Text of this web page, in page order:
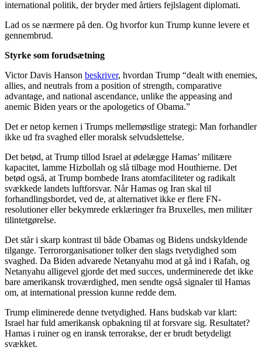
international politik, der bryder med årtiers fejlslagent diplomati.
Lad os se nærmere på den. Og hvorfor kun Trump kunne levere et
gennembrud.
Styrke som forudsætning
Victor Davis Hanson beskriver, hvordan Trump “dealt with enemies,
allies, and neutrals from a position of strength, comparative
advantage, and national ascendance, unlike the appeasing and
anemic Biden years or the apologetics of Obama.”
Det er netop kernen i Trumps mellemøstlige strategi: Man forhandler
ikke ud fra svaghed eller moralsk selvudslettelse.
Det betød, at Trump tillod Israel at ødelægge Hamas’ militære
kapacitet, lamme Hizbollah og slå tilbage mod Houthierne. Det
betød også, at Trump bombede Irans atomfaciliteter og radikalt
svækkede landets luftforsvar. Når Hamas og Iran skal til
forhandlingsbordet, ved de, at alternativet ikke er flere FN-
resolutioner eller bekymrede erklæringer fra Bruxelles, men militær
tilintetgørelse.
Det står i skarp kontrast til både Obamas og Bidens undskyldende
tilgange. Terrororganisationer tolker den slags tvetydighed som
svaghed. Da Biden advarede Netanyahu mod at gå ind i Rafah, og
Netanyahu alligevel gjorde det med succes, underminerede det ikke
bare amerikansk troværdighed, men sendte også signaler til Hamas
om, at international pression kunne redde dem.
Trump eliminerede denne tvetydighed. Hans budskab var klart:
Israel har fuld amerikansk opbakning til at forsvare sig. Resultatet?
Hamas i ruiner og en iransk terrorakse, der er brudt betydeligt
svækket.